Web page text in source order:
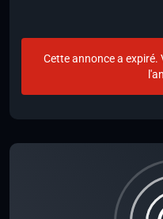
Cette annonce a